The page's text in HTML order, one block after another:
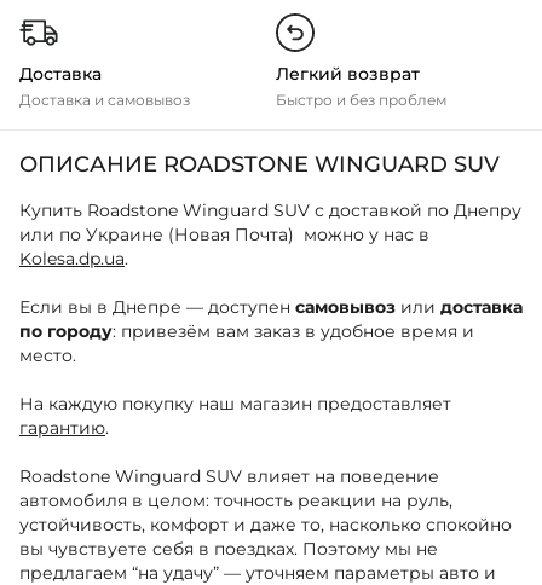
Доставка
Доставка и самовывоз
Легкий возврат
Быстро и без проблем
ОПИСАНИЕ ROADSTONE WINGUARD SUV
Купить Roadstone Winguard SUV с доставкой по Днепру
или по Украине (Новая Почта) можно у нас в
Kolesa.dp.ua.
Если вы в Днепре — доступен самовывоз или доставка
по городу: привезём вам заказ в удобное время и
место.
На каждую покупку наш магазин предоставляет
гарантию.
Roadstone Winguard SUV влияет на поведение
автомобиля в целом: точность реакции на руль,
устойчивость, комфорт и даже то, насколько спокойно
вы чувствуете себя в поездках. Поэтому мы не
предлагаем “на удачу” — уточняем параметры авто и